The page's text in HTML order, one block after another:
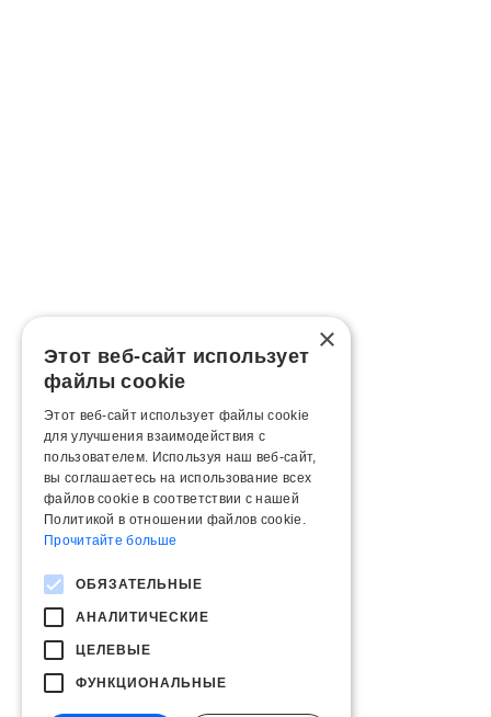
×
Этот веб-сайт использует
файлы cookie
Этот веб-сайт использует файлы cookie
для улучшения взаимодействия с
пользователем. Используя наш веб-сайт,
вы соглашаетесь на использование всех
файлов cookie в соответствии с нашей
Политикой в ​​отношении файлов cookie.
Прочитайте больше
ОБЯЗАТЕЛЬНЫЕ
АНАЛИТИЧЕСКИЕ
ЦЕЛЕВЫЕ
ФУНКЦИОНАЛЬНЫЕ